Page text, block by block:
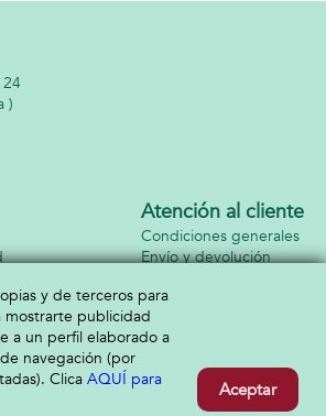
24
)
Atención al cliente
Condiciones generales
Envío y devolución
y de terceros para
mostrarte publicidad
a un perfil elaborado a
navegación (por
Clica AQUÍ para
Aceptar